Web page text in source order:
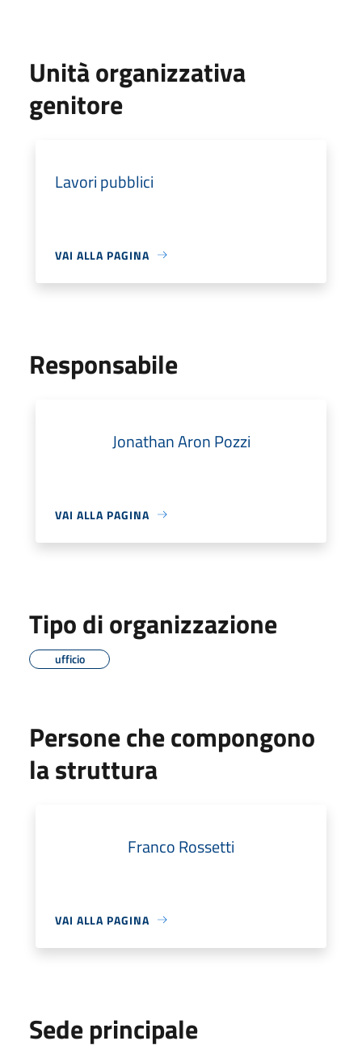
Unità organizzativa
genitore
Lavori pubblici
VAI ALLA PAGINA
Responsabile
Jonathan Aron Pozzi
VAI ALLA PAGINA
Tipo di organizzazione
ufficio
Persone che compongono
la struttura
Franco Rossetti
VAI ALLA PAGINA
Sede principale